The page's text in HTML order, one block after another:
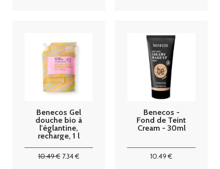
Benecos Gel
douche bio à
l'églantine,
recharge, 1 l
10.49€ 7.34€
Benecos -
Fond de Teint
Cream - 30ml
10.49 €